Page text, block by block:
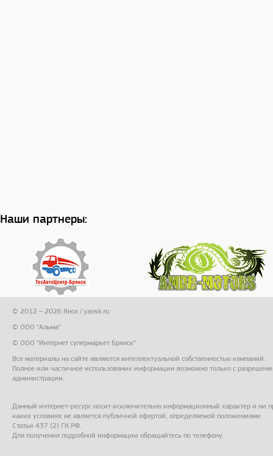
Наши партнеры:
© 2012 – 2026 Янск / yansk.ru
© ООО "Альма"
© ООО "Интернет супермаркет Брянск"
Все материалы на сайте являются интеллектуальной собственностью компаний.
Полное или частичное использование информации возможно только с
администрации.
Данный интернет-ресурс носит исключительно информационный характер и ни
каких условиях не является публичной офертой, определяемой положениями
Статьи 437 (2) ГК РФ.
Для получения подробной информации обращайтесь по телефону.